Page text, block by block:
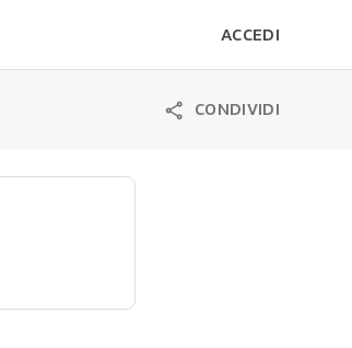
ACCEDI
CONDIVIDI